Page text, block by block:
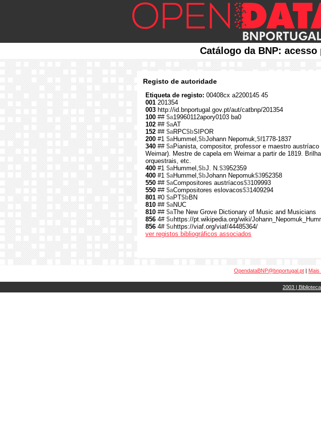
Catálogo da BNP:
Registo de autoridade
Etiqueta de registo: 00408cx a2200145 45
001 201354
003 http://id.bnportugal.gov.pt/aut/catbnp/201354
100 ## $a19960112apory0103 ba0
102 ## $aAT
152 ## $aRPC$bSIPOR
200 #1 $aHummel,$bJohann Nepomuk,$f1778-1837
340 ## $aPianista, compositor, professor e maestro
Weimar). Mestre de capela em Weimar a partir de 1819.
orquestrais, etc.
400 #1 $aHummel,$bJ. N.$3952359
400 #1 $aHummel,$bJohann Nepomuk$3952358
550 ## $aCompositores austríacos$3109993
550 ## $aCompositores eslovacos$31409294
801 #0 $aPT$bBN
810 ## $aNUC
810 ## $aThe New Grove Dictionary of Music and Musicians
856 4# $u https://pt.wikipedia.org/wiki/
856 4# $u https://viaf.org/viaf/44485364/
ver registos bibliográficos associados
OpendataBNP@bnportugal.pt |
2003 |